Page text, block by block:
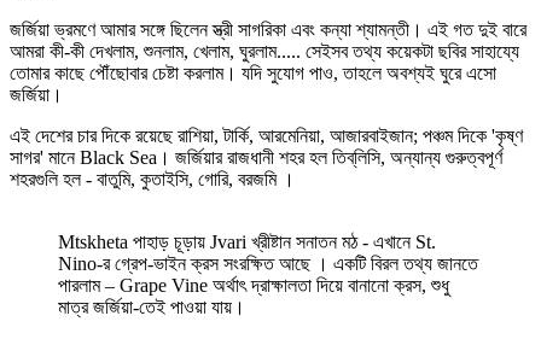
জর্জিয়া ভ্রমণে আমার সঙ্গে ছিলেন স্ত্রী সাগরিকা এবং কন্যা শ্যামন্তী। এই গত দুই বারে
আমরা কী-কী দেখলাম, শুনলাম, খেলাম, ঘুরলাম..... সেইসব তথ্য কয়েকটা ছবির সাহায্যে
তোমার কাছে পৌঁছোবার চেষ্টা করলাম। যদি সুযোগ পাও, তাহলে অবশ্যই ঘুরে এসো
জর্জিয়া।
এই দেশের চার দিকে রয়েছে রাশিয়া, টার্কি, আরমেনিয়া, আজারবাইজান; পঞ্চম দিকে 'কৃষ্ণ
সাগর' মানে Black Sea। জর্জিয়ার রাজধানী শহর হল তিব্‌লিসি, অন্যান্য গুরুত্বপূর্ণ
শহরগুলি হল - বাতুমি, কুতাইসি, গোরি, বরজমি ।
Mtskheta পাহাড় চূড়ায় Jvari খ্রীষ্টান সনাতন মঠ - এখানে St.
Nino-র গ্রেপ-ভাইন ক্রস সংরক্ষিত আছে । একটি বিরল তথ্য জানতে
পারলাম – Grape Vine অর্থাৎ দ্রাক্ষালতা দিয়ে বানানো ক্রস, শুধু
মাত্র জর্জিয়া-তেই পাওয়া যায়।